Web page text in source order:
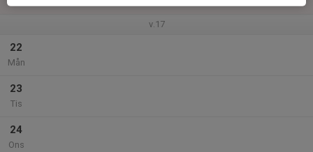
v.17
22
Mån
23
Tis
24
Ons